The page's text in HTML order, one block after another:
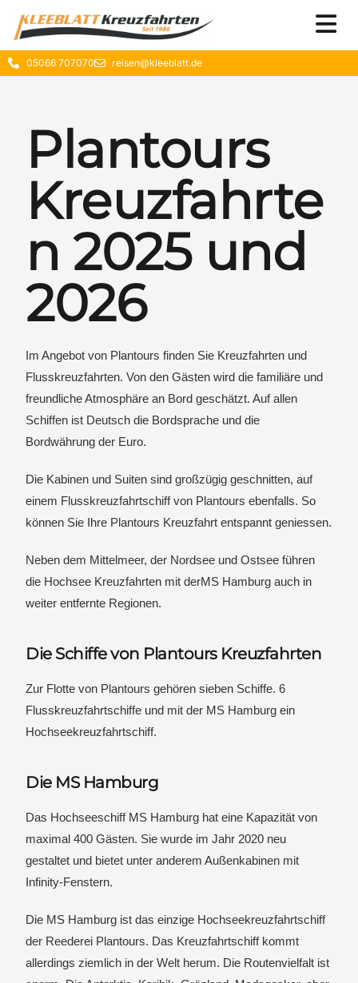
05066 707070 reisen@kleeblatt.de
Plantours
Kreuzfahrte
n 2025 und
2026
Im Angebot von Plantours finden Sie Kreuzfahrten und
Flusskreuzfahrten. Von den Gästen wird die familiäre und
freundliche Atmosphäre an Bord geschätzt. Auf allen
Schiffen ist Deutsch die Bordsprache und die
Bordwährung der Euro.
Die Kabinen und Suiten sind großzügig geschnitten, auf
einem Flusskreuzfahrtschiff von Plantours ebenfalls. So
können Sie Ihre Plantours Kreuzfahrt entspannt geniessen.
Neben dem Mittelmeer, der Nordsee und Ostsee führen
die Hochsee Kreuzfahrten mit derMS Hamburg auch in
weiter entfernte Regionen.
Die Schiffe von Plantours Kreuzfahrten
Zur Flotte von Plantours gehören sieben Schiffe. 6
Flusskreuzfahrtschiffe und mit der MS Hamburg ein
Hochseekreuzfahrtschiff.
Die MS Hamburg
Das Hochseeschiff MS Hamburg hat eine Kapazität von
maximal 400 Gästen. Sie wurde im Jahr 2020 neu
gestaltet und bietet unter anderem Außenkabinen mit
Infinity-Fenstern.
Die MS Hamburg ist das einzige Hochseekreuzfahrtschiff
der Reederei Plantours. Das Kreuzfahrtschiff kommt
allerdings ziemlich in der Welt herum. Die Routenvielfalt ist